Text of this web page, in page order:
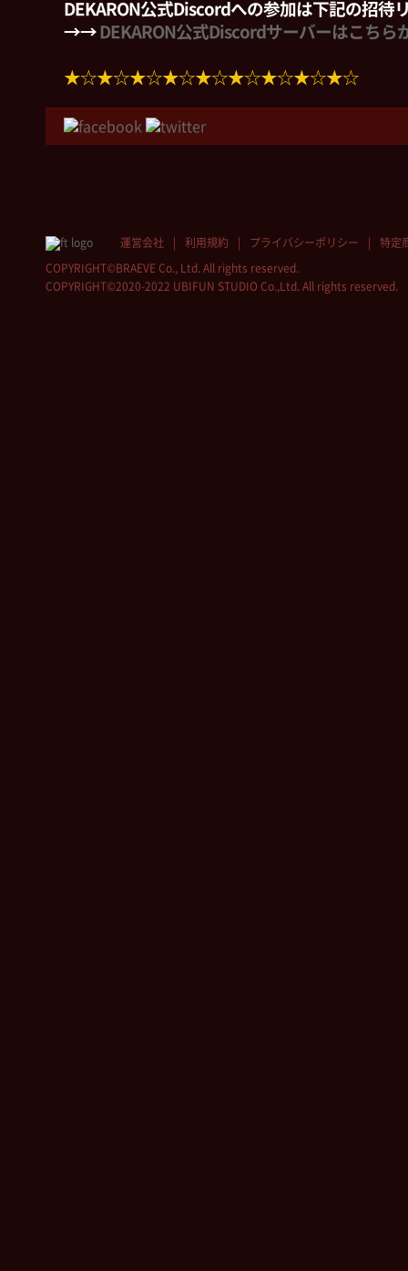
DEKARON公式Discordへの参加は下記の招待
→→ DEKARON公式Discordサーバーはこちら
★☆★☆★☆★☆★☆★☆★☆★☆★☆
運営会社 利用規約 プライバシーポリシー 特定
COPYRIGHT©BRAEVE Co., Ltd. All rights reserved.
COPYRIGHT©2020-2022 UBIFUN STUDIO Co.,Ltd. All rights reserved.